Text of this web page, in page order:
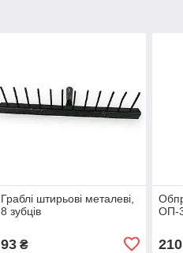
Граблі штирьові металеві,
8 зубців
93₴
ОП-
210